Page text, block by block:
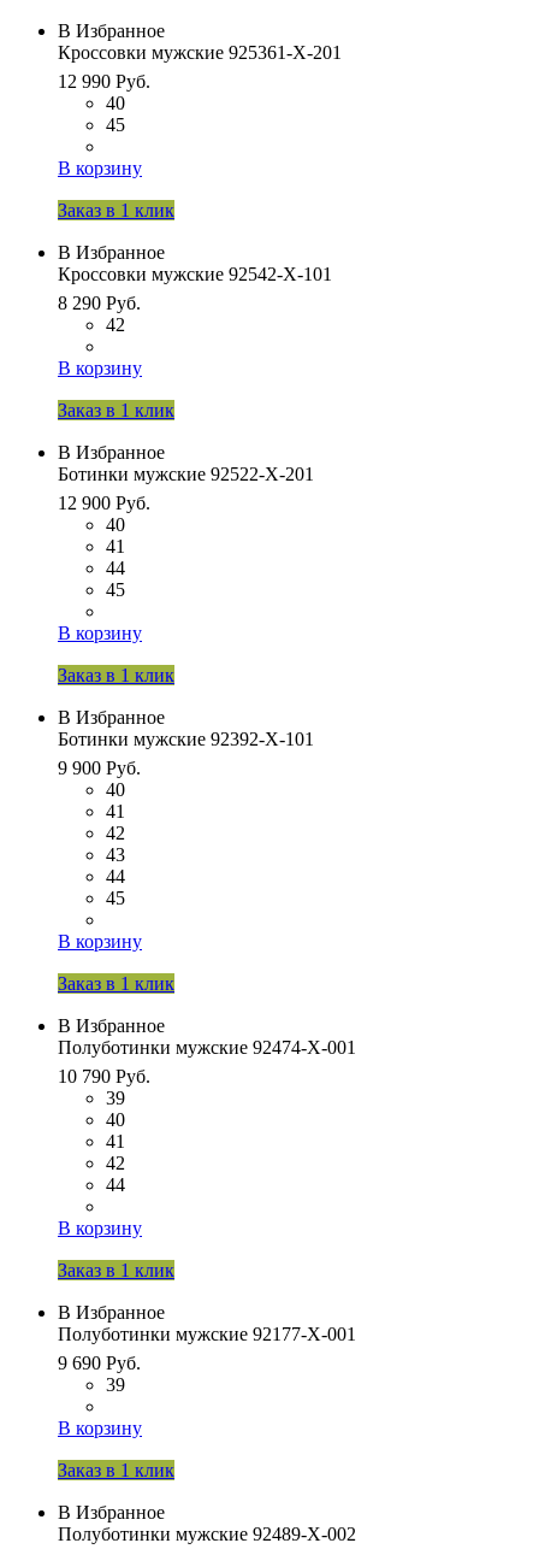
В Избранное
Кроссовки мужские 925361-Х-201
12 990 Руб.
40
45
В корзину
Заказ в 1 клик
В Избранное
Кроссовки мужские 92542-Х-101
8 290 Руб.
42
В корзину
Заказ в 1 клик
В Избранное
Ботинки мужские 92522-Х-201
12 900 Руб.
40
41
44
45
В корзину
Заказ в 1 клик
В Избранное
Ботинки мужские 92392-Х-101
9 900 Руб.
40
41
42
43
44
45
В корзину
Заказ в 1 клик
В Избранное
Полуботинки мужские 92474-Х-001
10 790 Руб.
39
40
41
42
44
В корзину
Заказ в 1 клик
В Избранное
Полуботинки мужские 92177-Х-001
9 690 Руб.
39
В корзину
Заказ в 1 клик
В Избранное
Полуботинки мужские 92489-Х-002